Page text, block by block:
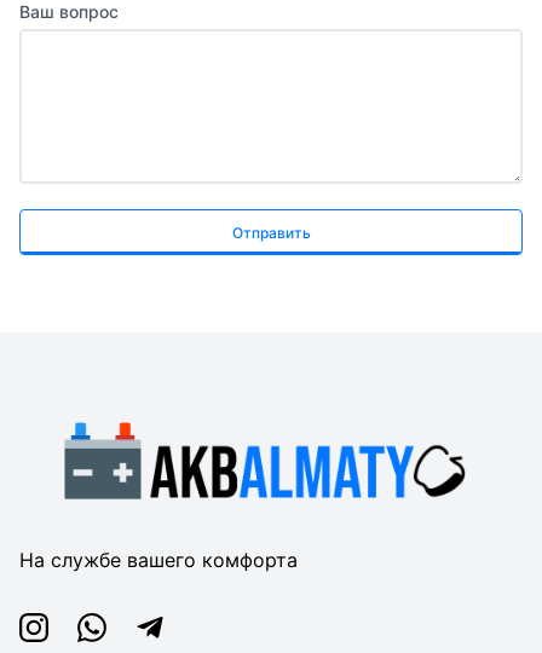
Ваш вопрос
Отправить
На службе вашего комфорта
InstagramWhatsappTelegram